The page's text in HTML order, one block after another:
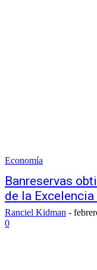
Economía
Banreservas
de la
Ranciel Kidman -
0